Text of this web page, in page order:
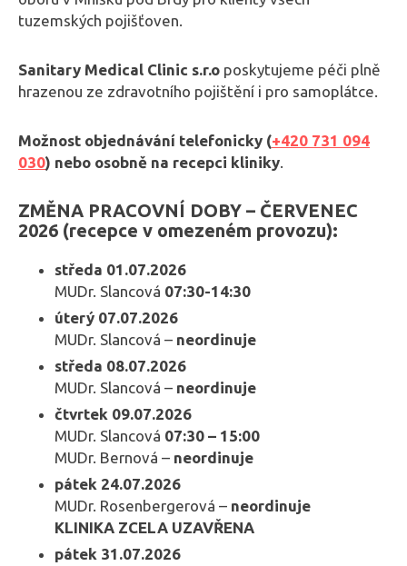
tuzemských pojišťoven.
Sanitary Medical Clinic s.r.o poskytujeme péči plně
hrazenou ze zdravotního pojištění i pro samoplátce.
Možnost objednávání telefonicky (+420 731 094
030) nebo osobně na recepci kliniky.
ZMĚNA PRACOVNÍ DOBY – ČERVENEC
2026 (recepce v omezeném provozu):
středa 01.07.2026
MUDr. Slancová 07:30-14:30
úterý 07.07.2026
MUDr. Slancová – neordinuje
středa 08.07.2026
MUDr. Slancová – neordinuje
čtvrtek 09.07.2026
MUDr. Slancová 07:30 – 15:00
MUDr. Bernová – neordinuje
pátek 24.07.2026
MUDr. Rosenbergerová – neordinuje
KLINIKA ZCELA UZAVŘENA
pátek 31.07.2026